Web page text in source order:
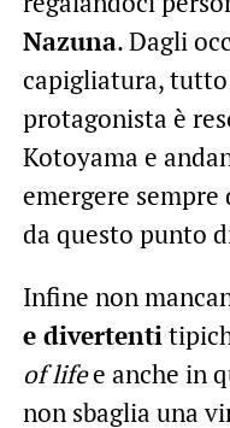
Nazuna. Dagli
capigliatura,
protagonista è
Kotoyama e
emergere
da questo punto
Infine non
e divertenti
of lifee anche in
non sbaglia una